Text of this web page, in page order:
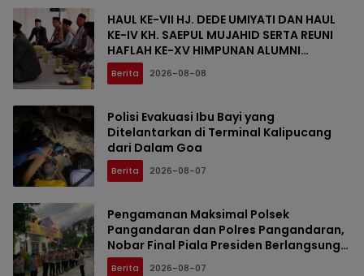
HAUL KE-VII HJ. DEDE UMIYATI DAN HAUL
KE-IV KH. SAEPUL MUJAHID SERTA REUNI
HAFLAH KE-XV HIMPUNAN ALUMNI
DIGELAR DI PONDOK PESANTREN AL-FALAH
SANUSSIYAH
Berita 2026-08-08
Polisi Evakuasi Ibu Bayi yang
Ditelantarkan di Terminal Kalipucang
dari Dalam Goa
Berita 2026-08-07
Pengamanan Maksimal Polsek
Pangandaran dan Polres Pangandaran,
Nobar Final Piala Presiden Berlangsung
Aman
Berita 2026-08-07